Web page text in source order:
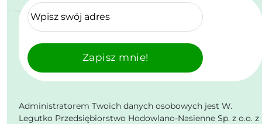
Zapisz mnie!
Administratorem Twoich danych osobowych jest W.
Legutko Przedsiębiorstwo Hodowlano-Nasienne Sp. z o.o. z